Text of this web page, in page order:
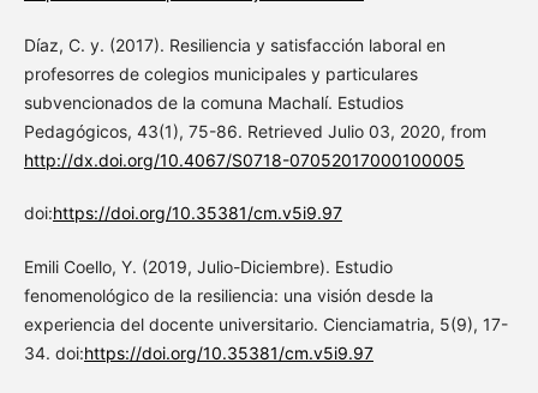
Díaz, C. y. (2017). Resiliencia y satisfacción laboral en
profesorres de colegios municipales y particulares
subvencionados de la comuna Machalí. Estudios
Pedagógicos, 43(1), 75-86. Retrieved Julio 03, 2020, from
http://dx.doi.org/10.4067/S0718-07052017000100005
doi:https://doi.org/10.35381/cm.v5i9.97
Emili Coello, Y. (2019, Julio-Diciembre). Estudio
fenomenológico de la resiliencia: una visión desde la
experiencia del docente universitario. Cienciamatria, 5(9), 17-
34. doi:https://doi.org/10.35381/cm.v5i9.97